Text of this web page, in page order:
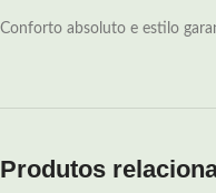
Conforto absoluto e estilo
Produtos